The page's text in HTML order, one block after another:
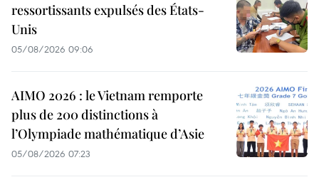
ressortissants expulsés des États-
Unis
05/08/2026 09:06
AIMO 2026 : le Vietnam remporte
plus de 200 distinctions à
l’Olympiade mathématique d’Asie
05/08/2026 07:23